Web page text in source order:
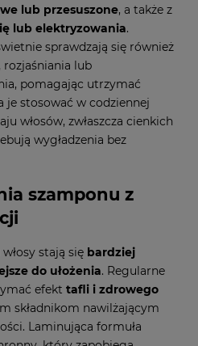
lub przesuszone, a także z
lub elektryzowania.
sprawdzają się również
rozjaśniania lub
pomagając utrzymać
je stosować w codziennej
włosów, zwłaszcza cienkich
wygładzenia bez
szamponu z
stają się bardziej
do ułożenia. Regularne
efekt tafli i zdrowego
składnikom nawilżającym
Laminująca formuła